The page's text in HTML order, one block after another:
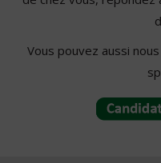
Vous pouvez aussi